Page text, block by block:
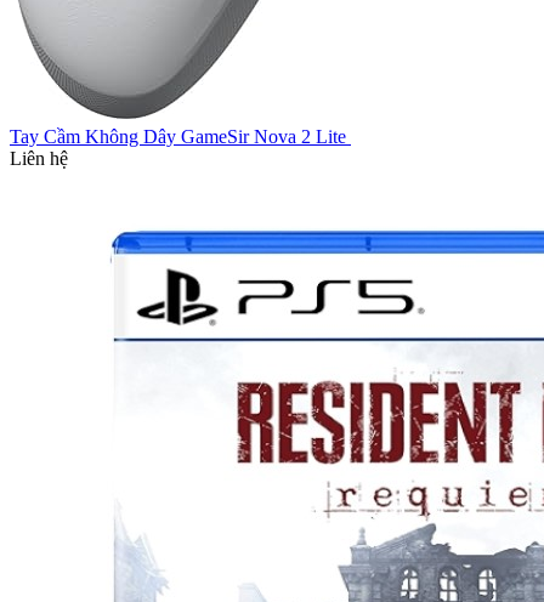
Tay Cầm Không Dây GameSir Nova 2 Lite
Liên hệ